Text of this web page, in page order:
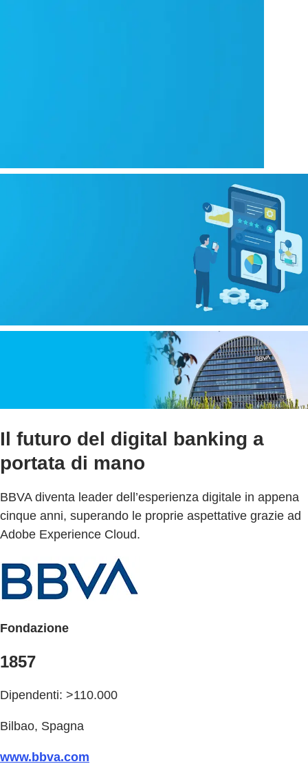
Il futuro del digital banking a
portata di mano
BBVA diventa leader dell’esperienza digitale in appena
cinque anni, superando le proprie aspettative grazie ad
Adobe Experience Cloud.
Fondazione
1857
Dipendenti: >110.000
Bilbao, Spagna
www.bbva.com